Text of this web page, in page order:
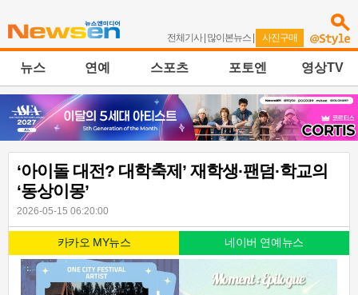
전체기사| 많이본뉴스 | 사진구매
뉴스 연예 스포츠 포토엔 영상TV
‘아이돌 대전? 대학축제’ 재학생·팬덤·학교의
‘동상이몽’
2026-05-15 06:20:00
카카오 MY뉴스 네이버 연예뉴스